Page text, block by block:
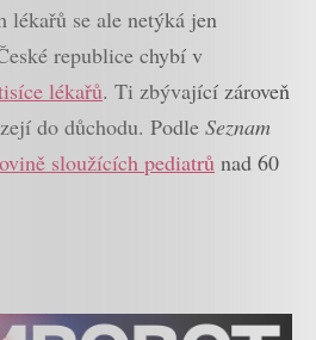
lékařů se ale netýká jen
republice chybí v
lékařů. Ti zbývající zároveň
do důchodu. Podle Seznam
sloužících pediatrů nad 60